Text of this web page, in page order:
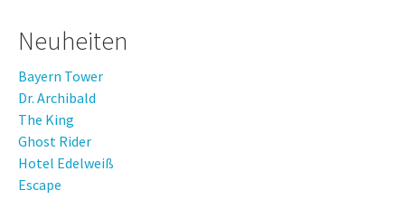
Neuheiten
Bayern Tower
Dr. Archibald
The King
Ghost Rider
Hotel Edelweiß
Escape